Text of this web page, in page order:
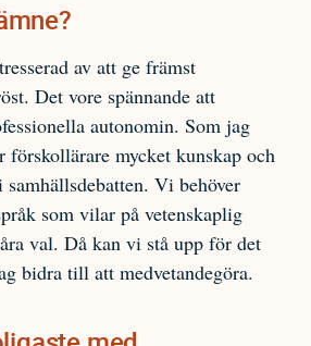
av att ge främst
Det vore spännande att
autonomin. Som jag
förskollärare mycket kunskap och
samhällsdebatten. Vi behöver
som vilar på vetenskaplig
val. Då kan vi stå upp för det
bidra till att medvetandegöra.